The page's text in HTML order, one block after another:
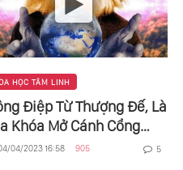
HỌC TÂM LINH
Điệp Từ Thượng Đế, Là
Khóa Mở Cánh Cổng
Đường
04/2023 16:58 905 5